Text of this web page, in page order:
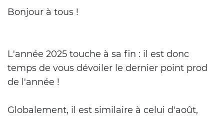
Bonjour à tous !
L'année 2025 touche à sa fin : il est donc
temps de vous dévoiler le dernier point prod
de l'année !
Globalement, il est similaire à celui d'août,